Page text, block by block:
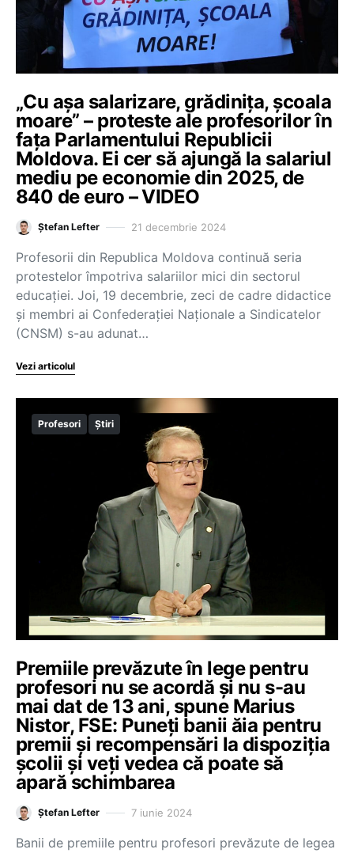
„Cu așa salarizare, grădinița, școala
moare” – proteste ale profesorilor în
fața Parlamentului Republicii
Moldova. Ei cer să ajungă la salariul
mediu pe economie din 2025, de
840 de euro – VIDEO
Ștefan Lefter 21 decembrie 2024
Profesorii din Republica Moldova continuă seria
protestelor împotriva salariilor mici din sectorul
educației. Joi, 19 decembrie, zeci de cadre didactice
și membri ai Confederației Naționale a Sindicatelor
(CNSM) s-au adunat…
Vezi articolul
Profesori Știri
Premiile prevăzute în lege pentru
profesori nu se acordă și nu s-au
mai dat de 13 ani, spune Marius
Nistor, FSE: Puneți banii ăia pentru
premii și recompensări la dispoziția
școlii și veți vedea că poate să
apară schimbarea
Ștefan Lefter 7 iunie 2024
Banii de premiile pentru profesori prevăzute de legea